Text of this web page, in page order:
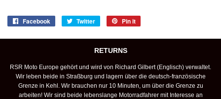
Facebook
Share Twitter
Tweet
Pin it
RETURNS
RSR Moto Europe gehört und wird von Richard Gilbert (Englisch) verwaltet.
Wir leben beide in Straßburg und lagern über die deutsch-französische
Grenze in Kehl. Wir brauchen nur 10 Minuten, um über die Grenze zu
arbeiten! Wir sind beide lebenslange Motorradfahrer mit Interesse an